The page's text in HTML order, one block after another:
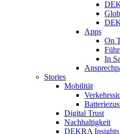
Apps
On
In
Stories
Mobilität
Digital Trust
Nachhaltigkeit
DEKRA Insights